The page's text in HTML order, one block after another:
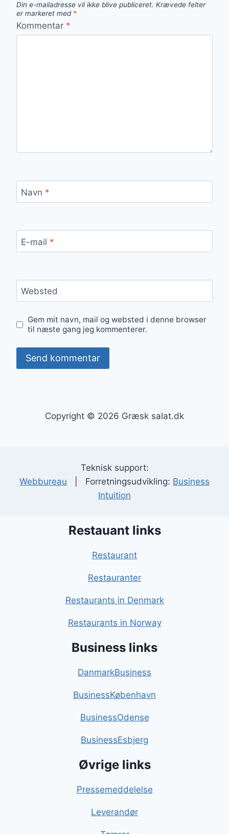
Din e-mailadresse vil ikke blive publiceret. Krævede felter
er markeret med *
Kommentar *
Navn *
E-mail *
Websted
Gem mit navn, mail og websted i denne browser
til næste gang jeg kommenterer.
Copyright © 2026 Græsk salat.dk
Teknisk support:
Webbureau | Forretningsudvikling: Business
Intuition
Restauant links
Restaurant
Restauranter
Restaurants in Denmark
Restaurants in Norway
Business links
DanmarkBusiness
BusinessKøbenhavn
BusinessOdense
BusinessEsbjerg
Øvrige links
Pressemeddelelse
Leverandør